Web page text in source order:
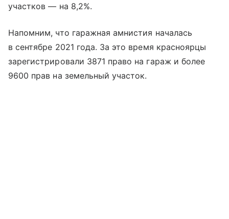
участков — на 8,2%.
Напомним, что гаражная амнистия началась
в сентябре 2021 года. За это время красноярцы
зарегистрировали 3871 право на гараж и более
9600 прав на земельный участок.